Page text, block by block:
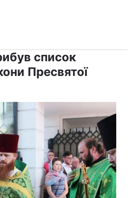
список
Пресвятої